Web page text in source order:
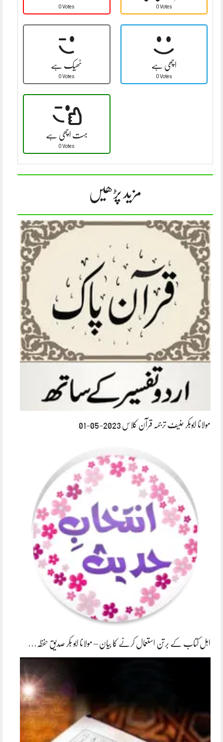
0 Votes 0 Votes
ٹھیک ہے
0 Votes
اچھی ہے
0 Votes
بہت اچھی ہے
0 Votes
مزید پڑھیں
مولانا ابوبکر حنیف ترجمہ قرآن کلاس 2023-05-01
اہل کتاب کے برتن استعمال کرنے کا بیان – مولانا ابو بکر صدیق حفظہ…